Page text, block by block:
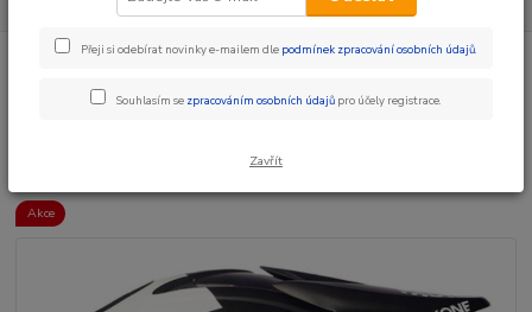
Doplňky a helmy Cyklistické helmy Integrální helmy
WHITE - (SIXSIXONE)
Akce
Přeji si odebírat novinky e-mailem dle podmínek zpracování osobních údajů.
Souhlasím se zpracováním osobních údajů pro účely registrace.
Zavřít